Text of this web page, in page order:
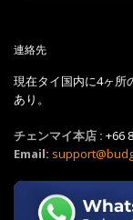
連絡先
現在タイ国内に4ヶ所
あり。
チェンマイ本店 : +66
Email: